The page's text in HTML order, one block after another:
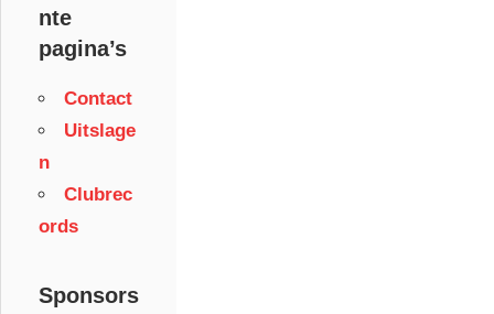
nte
pagina’s
Contact
Uitslage
n
Clubrec
ords
Sponsors